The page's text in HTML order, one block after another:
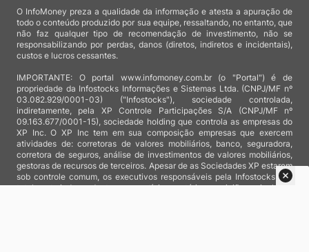
O InfoMoney preza a qualidade da informação e atesta a apuração de
todo o conteúdo produzido por sua equipe, ressaltando, no entanto, que
não faz qualquer tipo de recomendação de investimento, não se
responsabilizando por perdas, danos (diretos, indiretos e incidentais),
custos e lucros cessantes.
IMPORTANTE: O portal www.infomoney.com.br (o "Portal") é de
propriedade da Infostocks Informações e Sistemas Ltda. (CNPJ/MF nº
03.082.929/0001-03) ("Infostocks"), sociedade controlada,
indiretamente, pela XP Controle Participações S/A (CNPJ/MF nº
09.163.677/0001-15), sociedade holding que controla as empresas do
XP Inc. O XP Inc tem em sua composição empresas que exercem
atividades de: corretoras de valores mobiliários, banco, seguradora,
corretora de seguros, análise de investimentos de valores mobiliários,
gestoras de recursos de terceiros. Apesar de as Sociedades XP estarem
sob controle comum, os executivos responsáveis pela Infostocks são
totalmente independentes e as notícias, matérias e opiniões veiculadas